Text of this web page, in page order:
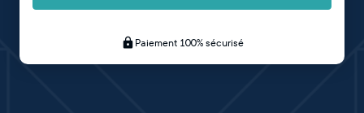
Paiement 100% sécurisé